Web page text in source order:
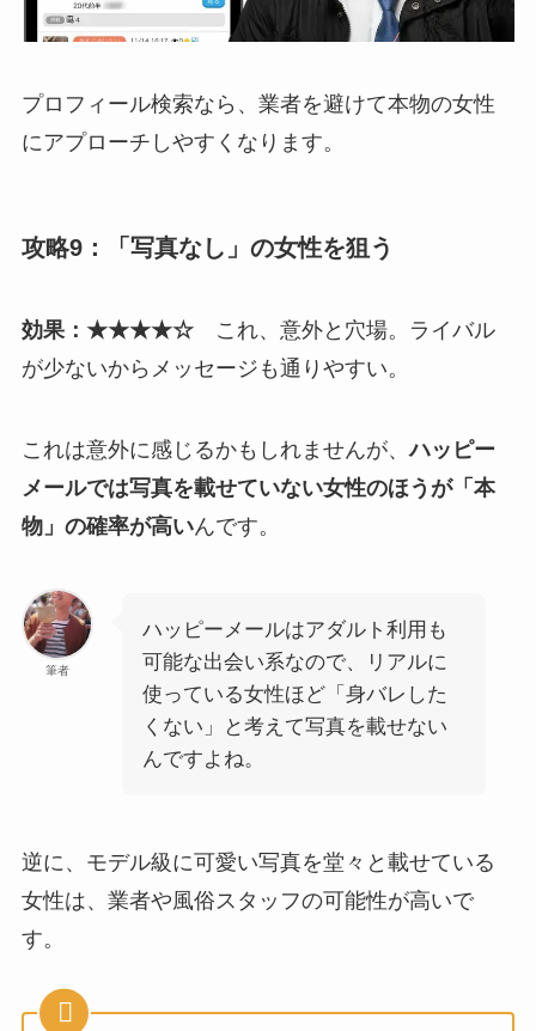
プロフィール検索なら、業者を避けて本物の女性
にアプローチしやすくなります。
攻略9：「写真なし」の女性を狙う
効果：★★★★☆これ、意外と穴場。ライバル
が少ないからメッセージも通りやすい。
これは意外に感じるかもしれませんが、ハッピー
メールでは写真を載せていない女性のほうが「本
物」の確率が高いんです。
筆者
ハッピーメールはアダルト利用も
可能な出会い系なので、リアルに
使っている女性ほど「身バレした
くない」と考えて写真を載せない
んですよね。
逆に、モデル級に可愛い写真を堂々と載せている
女性は、業者や風俗スタッフの可能性が高いで
す。